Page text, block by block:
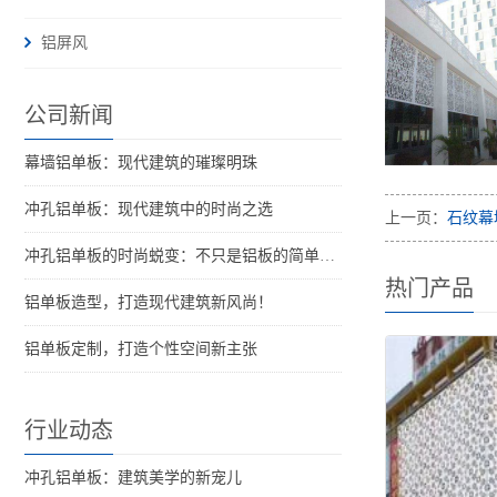
铝屏风
公司新闻
幕墙铝单板：现代建筑的璀璨明珠
冲孔铝单板：现代建筑中的时尚之选
冲孔铝单板的时尚蜕变：不只是铝板的简单加工
铝单板造型，打造现代建筑新风尚！
铝单板定制，打造个性空间新主张
行业动态
冲孔铝单板：建筑美学的新宠儿
上一页： 石纹
热门产品